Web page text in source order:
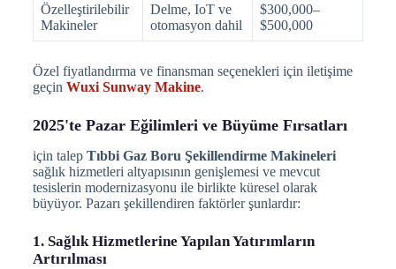
Özelleştirilebilir
Makineler
Delme, IoT ve
otomasyon dahil
$300,000–
$500,000
Özel fiyatlandırma ve finansman seçenekleri için iletişime
geçin Wuxi Sunway Makine.
2025'te Pazar Eğilimleri ve Büyüme Fırsatları
için talep Tıbbi Gaz Boru Şekillendirme Makineleri
sağlık hizmetleri altyapısının genişlemesi ve mevcut
tesislerin modernizasyonu ile birlikte küresel olarak
büyüyor. Pazarı şekillendiren faktörler şunlardır:
1. Sağlık Hizmetlerine Yapılan Yatırımların
Artırılması